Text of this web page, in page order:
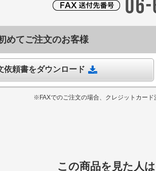
めてご注文のお客様
依頼書をダウンロード
※FAXでのご注文の場合、クレジットカード
この商品を見た人